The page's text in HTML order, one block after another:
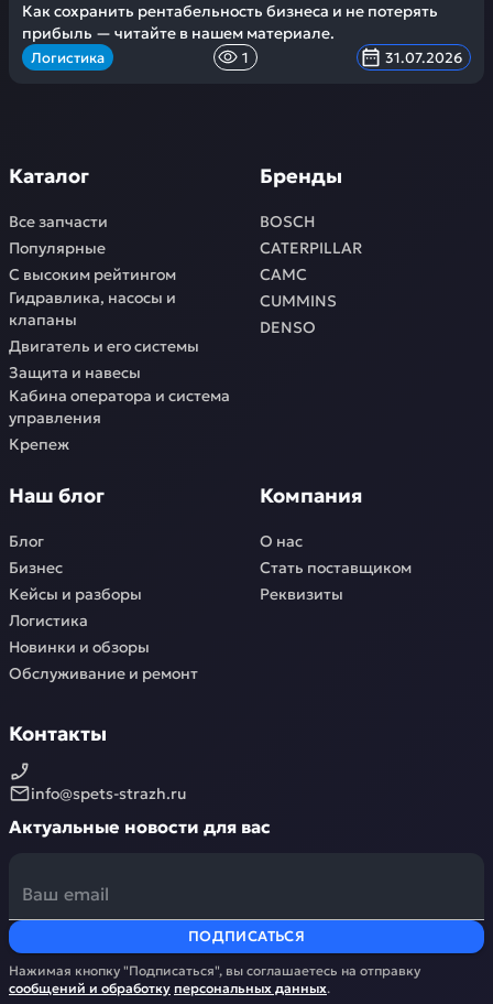
Как сохранить рентабельность бизнеса и не потерять
прибыль — читайте в нашем материале.
Логистика 1 31.07.2026
Каталог
Все запчасти
Популярные
С высоким рейтингом
Гидравлика, насосы и
клапаны
Двигатель и его системы
Защита и навесы
Кабина оператора и система
управления
Крепеж
Бренды
BOSCH
CATERPILLAR
CAMC
CUMMINS
DENSO
Наш блог
Блог
Бизнес
Кейсы и разборы
Логистика
Новинки и обзоры
Обслуживание и ремонт
Компания
О нас
Стать поставщиком
Реквизиты
Контакты
info@spets-strazh.ru
Актуальные новости для вас
ПОДПИСАТЬСЯ
Нажимая кнопку "Подписаться", вы соглашаетесь на отправку
сообщений и обработку персональных данных.